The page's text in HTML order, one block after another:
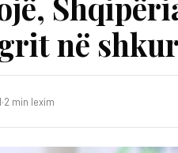
në
·2 min lexim